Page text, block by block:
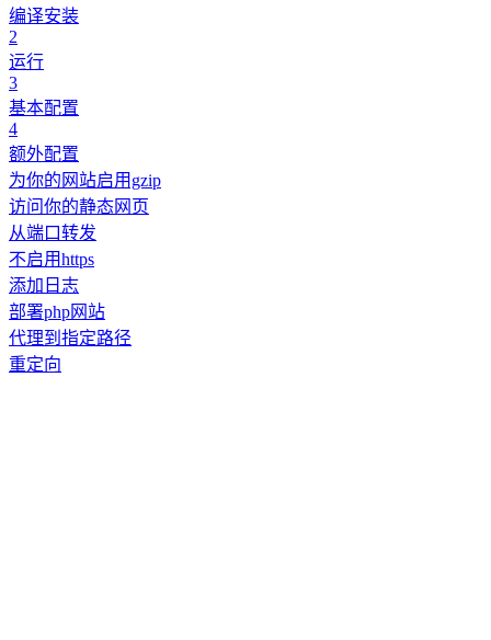
编译安装
2
运行
3
基本配置
4
额外配置
为你的网站启用gzip
访问你的静态网页
从端口转发
不启用https
添加日志
部署php网站
代理到指定路径
重定向